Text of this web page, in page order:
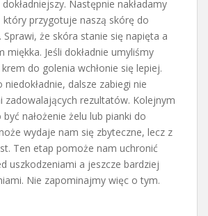
Następnie nakładamy
przygotuje naszą skórę do
Sprawi, że skóra stanie się napięta a
miękka. Jeśli dokładnie umyliśmy
do golenia wchłonie się lepiej.
niedokładnie, dalsze zabiegi nie
zadowalających rezultatów. Kolejnym
nałożenie żelu lub pianki do
wydaje nam się zbyteczne, lecz z
Ten etap pomoże nam uchronić
uszkodzeniami a jeszcze bardziej
Nie zapominajmy więc o tym.